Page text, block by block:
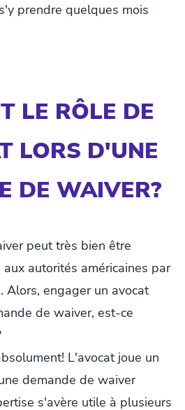
prendre quelques mois
LE RÔLE DE
LORS D'UNE
DE WAIVER?
peut très bien être
autorités américaines par
Alors, engager un avocat
de waiver, est-ce
L'avocat joue un
demande de waiver
s'avère utile à plusieurs